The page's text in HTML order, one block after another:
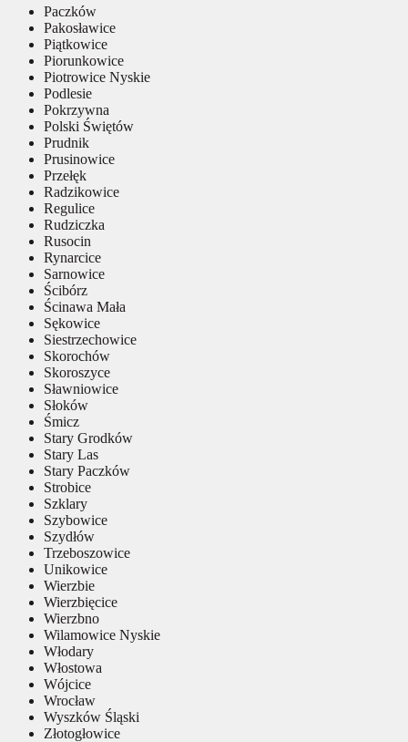
Paczków
Pakosławice
Piątkowice
Piorunkowice
Piotrowice Nyskie
Podlesie
Pokrzywna
Polski Świętów
Prudnik
Prusinowice
Przełęk
Radzikowice
Regulice
Rudziczka
Rusocin
Rynarcice
Sarnowice
Ścibórz
Ścinawa Mała
Sękowice
Siestrzechowice
Skorochów
Skoroszyce
Sławniowice
Słoków
Śmicz
Stary Grodków
Stary Las
Stary Paczków
Strobice
Szklary
Szybowice
Szydłów
Trzeboszowice
Unikowice
Wierzbie
Wierzbięcice
Wierzbno
Wilamowice Nyskie
Włodary
Włostowa
Wójcice
Wrocław
Wyszków Śląski
Złotogłowice